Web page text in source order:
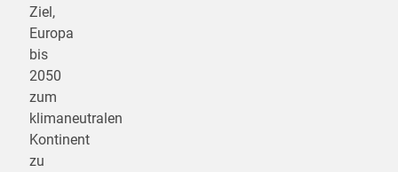
Ziel,
Europa
bis
2050
zum
klimaneutralen
Kontinent
zu